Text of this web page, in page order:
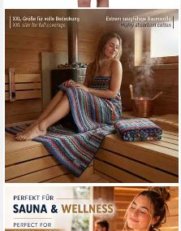
BETZ
Badetuch XXL Duschtuch